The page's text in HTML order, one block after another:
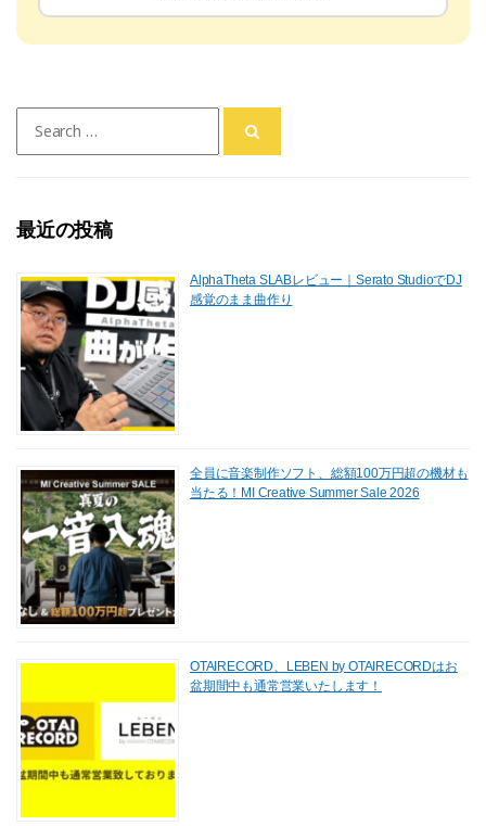
for:
最近の投稿
AlphaTheta SLABレビュー｜Serato StudioでDJ
感覚のまま曲作り
全員に音楽制作ソフト、総額100万円超の機材も
当たる！MI Creative Summer Sale 2026
OTAIRECORD、LEBEN by OTAIRECORDはお
盆期間中も通常営業いたします！